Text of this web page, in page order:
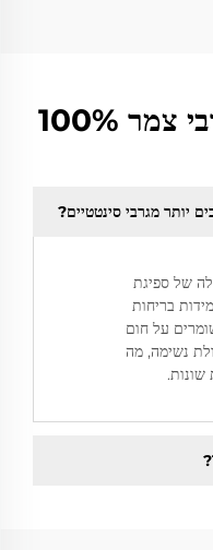
100%
מעולה של ספיגת
בריחות
על חום
נשימה, מה
שונות.